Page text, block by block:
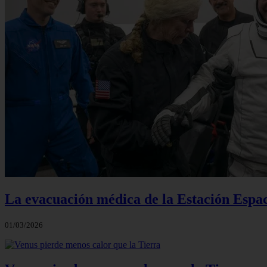
La evacuación médica de la Estación
01/03/2026